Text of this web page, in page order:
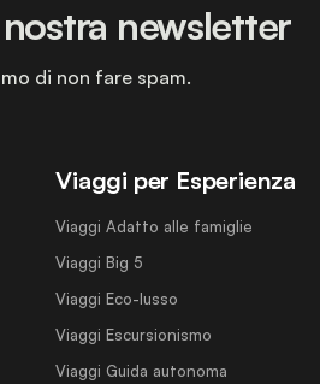
Viaggi per Esperienza
Viaggi Adatto alle famiglie
Viaggi Big 5
Viaggi Eco-lusso
Viaggi Escursionismo
Viaggi Guida autonoma
newsletter
di non fare spam.